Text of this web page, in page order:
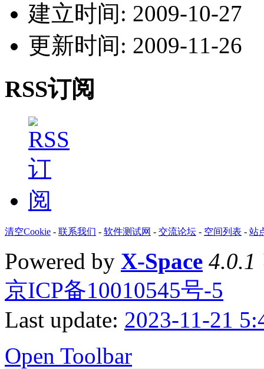
建立时间: 2009-10-27
更新时间: 2009-11-26
RSS订阅
清空Cookie - 联系我们 - 软件测试网 - 交流论坛 - 空间列表 - 站
Powered by X-Space 4.0.1
京ICP备10010545号-5
Last update: 2023-11-21
Open Toolbar